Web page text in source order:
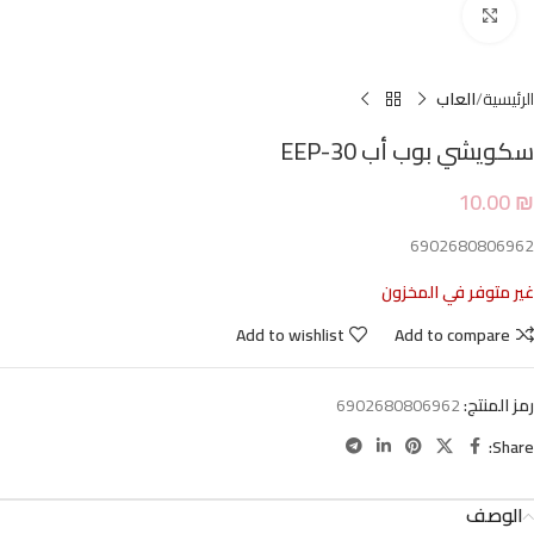
الرئيسية العاب
سكويشي بوب أب EEP-30
10.00₪
6902680806962
غير متوفر في المخزون
Add to compare
Add to wishlist
رمز المنتج:6902680806962
Share:
الوصف